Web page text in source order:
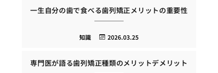
一生自分の歯で食べる歯列矯正メリットの重要性
2026.03.25
知識
専門医が語る歯列矯正種類のメリットデメリット